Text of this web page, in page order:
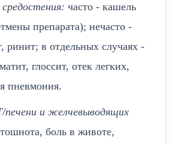
часто - кашель
препарата); нечасто -
ринит; в отдельных случаях -
глоссит, отек легких,
пневмония.
и желчевыводящих
боль в животе,